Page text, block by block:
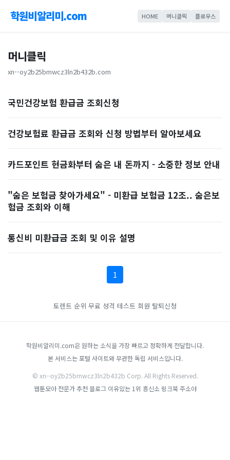
학원비알리미.com HOME 머니클릭 플로우스
머니클릭
xn--oy2b25bmwcz3ln2b432b.com
국민건강보험 환급금 조회신청
건강보험료 환급금 조회와 신청 방법부터 알아보세요
카드포인트 현금화부터 숨은 내 돈까지 - 소중한 정보 안내
"숨은 보험금 찾아가세요" - 미환급 보험금 12조.. 숨은보
험금 조회와 이해
통신비 미환급금 조회 및 이유 설명
1
토렌트 순위 무료 성격 테스트 회원 탈퇴신청
학원비알리미.com은 원하는 소식을 가장 빠르고 정확하게 전달합니다.
본 서비스는 포털 사이트와 무관한 독립 서비스입니다.
© xn--oy2b25bmwcz3ln2b432b Corp. All Rights Reserved.
웹툰모아 전문가 추천 블로그 이유있는 1위 흥신소 링크북 주소야